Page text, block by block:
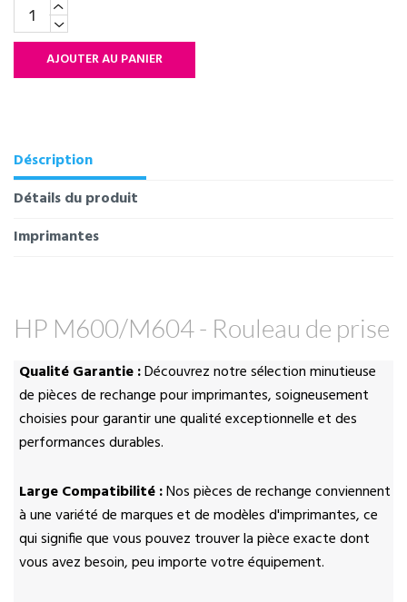
AJOUTER AU PANIER
Déscription
Détails du produit
Imprimantes
HP M600/M604 - Rouleau de prise
Qualité Garantie :Découvrez notre sélection minutieuse
de pièces de rechange pour imprimantes, soigneusement
choisies pour garantir une qualité exceptionnelle et des
performances durables.
Large Compatibilité :Nos pièces de rechange conviennent
à une variété de marques et de modèles d'imprimantes, ce
qui signifie que vous pouvez trouver la pièce exacte dont
vous avez besoin, peu importe votre équipement.